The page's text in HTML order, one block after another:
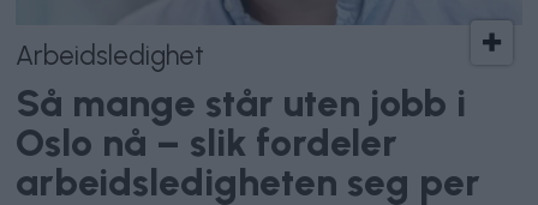
Arbeidsledighet
Så mange står uten jobb i
Oslo nå – slik fordeler
arbeidsledigheten seg per